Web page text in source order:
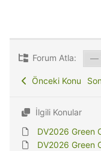
Forum Atla:
Önceki Konu
İlgili Konular
DV2026 Green
DV2026 Green